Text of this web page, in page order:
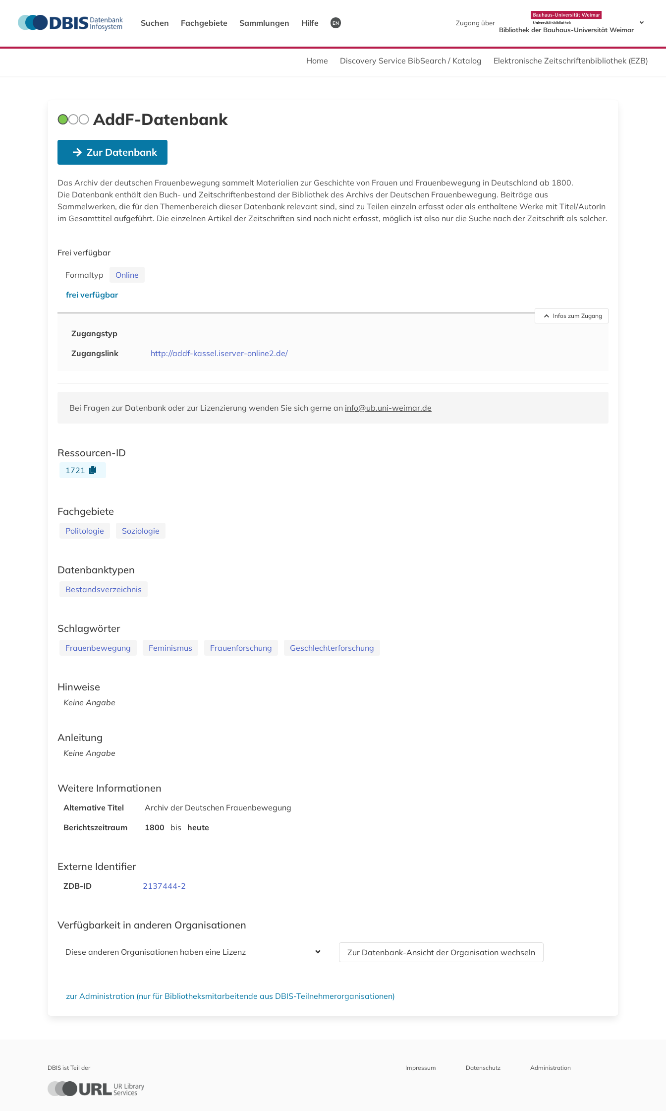
Suchen Fachgebiete Sammlungen Hilfe EN
Zugang über
Bibliothek der Bauhaus-Universität Weimar
Home Discovery Service BibSearch / Katalog Elektronische Zeitschriftenbibliothek (EZB)
AddF-Datenbank
Zur Datenbank
Das Archiv der deutschen Frauenbewegung sammelt Materialien zur Geschichte von Frauen und Frauenbewegung in Deutschland ab 1800.
Die Datenbank enthält den Buch- und Zeitschriftenbestand der Bibliothek des Archivs der Deutschen Frauenbewegung. Beiträge aus
Sammelwerken, die für den Themenbereich dieser Datenbank relevant sind, sind zu Teilen einzeln erfasst oder als enthaltene Werke mit Titel/AutorIn
im Gesamttitel aufgeführt. Die einzelnen Artikel der Zeitschriften sind noch nicht erfasst, möglich ist also nur die Suche nach der Zeitschrift als solcher.
Frei verfügbar
Formaltyp
Online
frei verfügbar
Infos zum Zugang
Zugangstyp
Zugangslink
http://addf-kassel.iserver-online2.de/
Bei Fragen zur Datenbank oder zur Lizenzierung wenden Sie sich gerne an info@ub.uni-weimar.de
Ressourcen-ID
1721
Fachgebiete
Politologie Soziologie
Datenbanktypen
Bestandsverzeichnis
Schlagwörter
Frauenbewegung Feminismus Frauenforschung Geschlechterforschung
Hinweise
Keine Angabe
Anleitung
Keine Angabe
Weitere Informationen
Alternative Titel
Archiv der Deutschen Frauenbewegung
Berichtszeitraum
1800 bis heute
Externe Identifier
ZDB-ID 2137444-2
Verfügbarkeit in anderen Organisationen
Diese anderen Organisationen haben eine Lizenz Zur Datenbank-Ansicht der Organisation wechseln
zur Administration (nur für Bibliotheksmitarbeitende aus DBIS-Teilnehmerorganisationen)
DBIS ist Teil der Impressum Datenschutz Administration